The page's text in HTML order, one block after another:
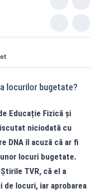
locurilor bugetate?
Educație Fizică și
niciodată cu
DNA îl acuză că ar fi
locuri bugetate.
TVR, că el a
locuri, iar aprobarea